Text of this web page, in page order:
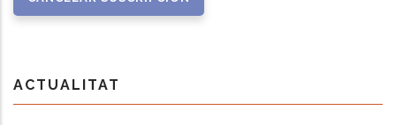
ACTUALITAT